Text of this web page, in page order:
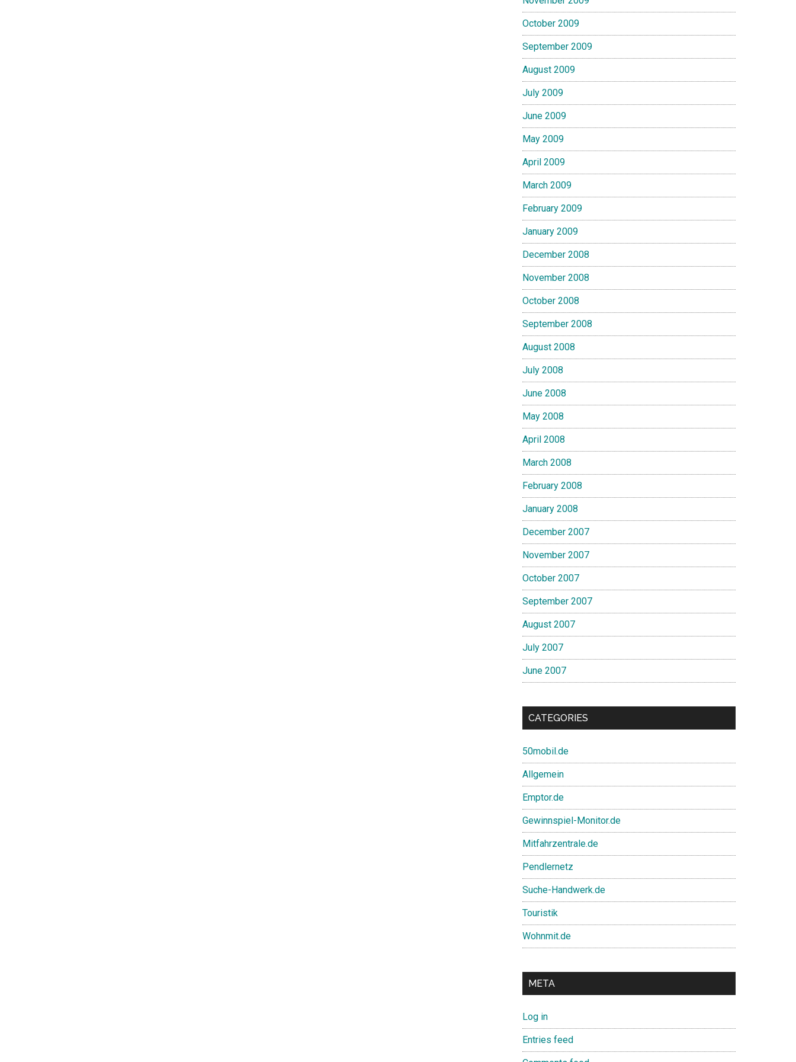
October 2009
September 2009
August 2009
July 2009
June 2009
May 2009
April 2009
March 2009
February 2009
January 2009
December 2008
November 2008
October 2008
September 2008
August 2008
July 2008
June 2008
May 2008
April 2008
March 2008
February 2008
January 2008
December 2007
November 2007
October 2007
September 2007
August 2007
July 2007
June 2007
CATEGORIES
50mobil.de
Allgemein
Emptor.de
Gewinnspiel-Monitor.de
Mitfahrzentrale.de
Pendlernetz
Suche-Handwerk.de
Touristik
Wohnmit.de
META
Log in
Entries feed